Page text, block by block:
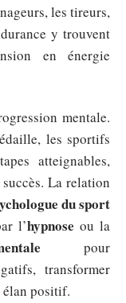
les tireurs,
y trouvent
en énergie
mentale.
les sportifs
atteignables,
La relation
du sport
l’hypnose ou la
pour
transformer
élan positif.